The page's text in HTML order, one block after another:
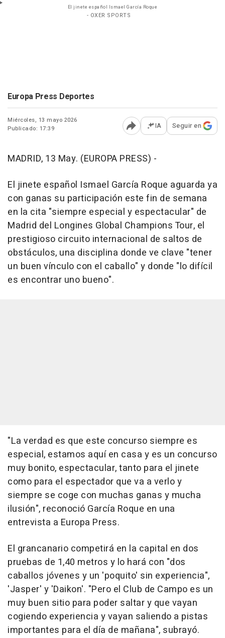
El jinete español Ismael García Roque
- OXER SPORTS
Europa Press Deportes
Miércoles, 13 mayo 2026
Publicado: 17:39
Abrir opciones para
IA Seguir en
MADRID, 13 May. (EUROPA PRESS) -
El jinete español Ismael García Roque aguarda ya
con ganas su participación este fin de semana
en la cita "siempre especial y espectacular" de
Madrid del Longines Global Champions Tour, el
prestigioso circuito internacional de saltos de
obstáculos, una disciplina donde ve clave "tener
un buen vínculo con el caballo" y donde "lo difícil
es encontrar uno bueno".
"La verdad es que este concurso siempre es
especial, estamos aquí en casa y es un concurso
muy bonito, espectacular, tanto para el jinete
como para el espectador que va a verlo y
siempre se coge con muchas ganas y mucha
ilusión", reconoció García Roque en una
entrevista a Europa Press.
El grancanario competirá en la capital en dos
pruebas de 1,40 metros y lo hará con "dos
caballos jóvenes y un 'poquito' sin experiencia",
'Jasper' y 'Daikon'. "Pero el Club de Campo es un
muy buen sitio para poder saltar y que vayan
cogiendo experiencia y vayan saliendo a pistas
importantes para el día de mañana", subrayó.